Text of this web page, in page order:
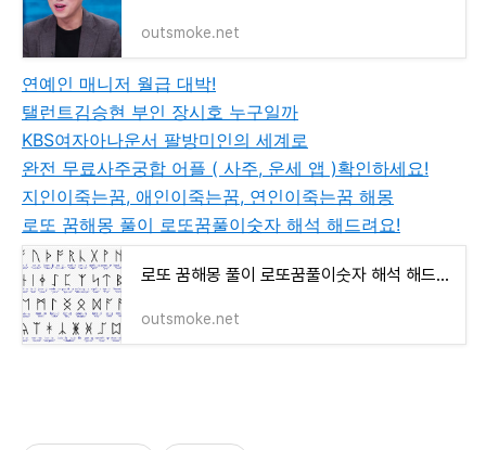
outsmoke.net
연예인 매니저 월급 대박!
탤런트김승현 부인 장시호 누구일까
KBS여자아나운서 팔방미인의 세계로
완전 무료사주궁합 어플 ( 사주, 운세 앱 )확인하세요!
지인이죽는꿈, 애인이죽는꿈, 연인이죽는꿈 해몽
로또 꿈해몽 풀이 로또꿈풀이숫자 해석 해드려요!
로또 꿈해몽 풀이 로또꿈풀이숫자 해석 해드려요!
outsmoke.net